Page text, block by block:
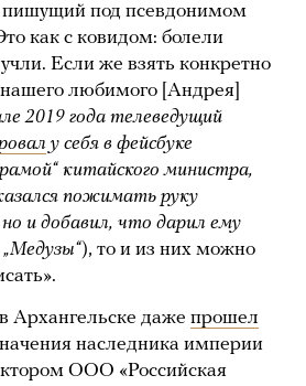
пишущий под псевдонимом
как с ковидом: болели
Если же взять конкретно
любимого [Андрея]
2019 года телеведущий
у себя в фейсбуке
китайского министра,
пожимать руку
и добавил, что дарил ему
), то и из них можно
Архангельске даже прошел
наследника империи
ООО «Российская